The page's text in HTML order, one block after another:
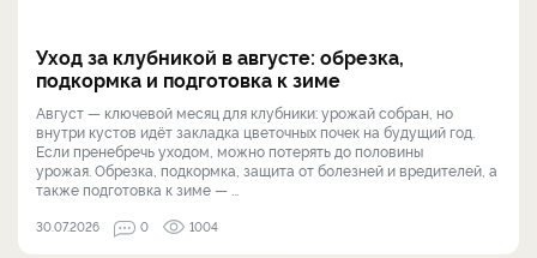
Уход за клубникой в августе: обрезка,
подкормка и подготовка к зиме
Август — ключевой месяц для клубники: урожай собран, но
внутри кустов идёт закладка цветочных почек на будущий год.
Если пренебречь уходом, можно потерять до половины
урожая. Обрезка, подкормка, защита от болезней и вредителей, а
также подготовка к зиме — ...
30.07.2026 0 1004